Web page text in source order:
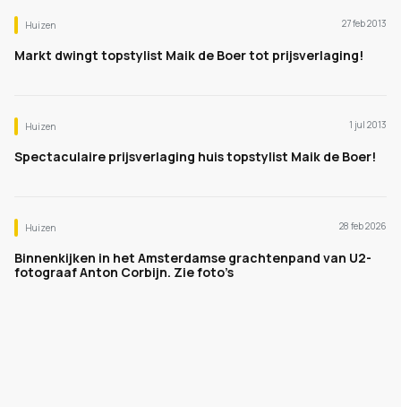
Huizen 27 feb 2013
Markt dwingt topstylist Maik de Boer tot prijsverlaging!
Huizen 1 jul 2013
Spectaculaire prijsverlaging huis topstylist Maik de Boer!
Huizen 28 feb 2026
Binnenkijken in het Amsterdamse grachtenpand van U2-
fotograaf Anton Corbijn. Zie foto’s